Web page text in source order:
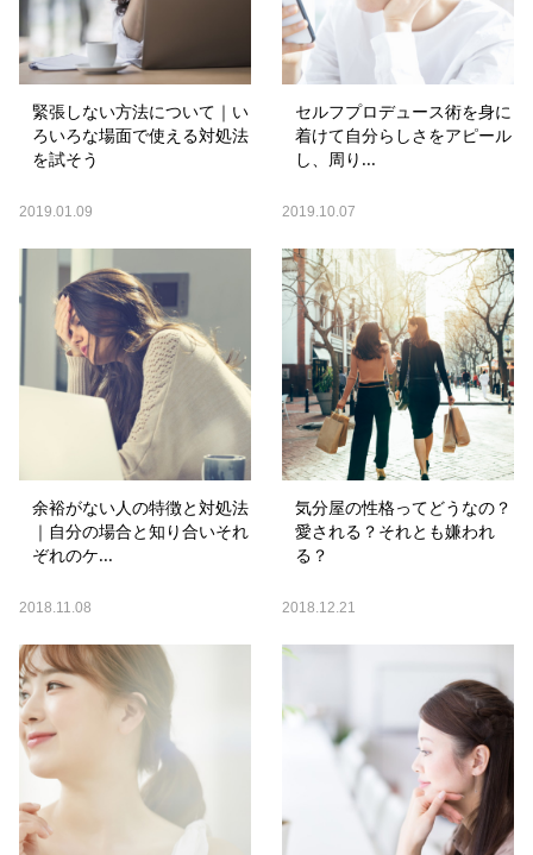
緊張しない方法について｜い
ろいろな場面で使える対処法
を試そう
2019.01.09
セルフプロデュース術を身に
着けて自分らしさをアピール
し、周り...
2019.10.07
余裕がない人の特徴と対処法
｜自分の場合と知り合いそれ
ぞれのケ...
2018.11.08
気分屋の性格ってどうなの？
愛される？それとも嫌われ
る？
2018.12.21